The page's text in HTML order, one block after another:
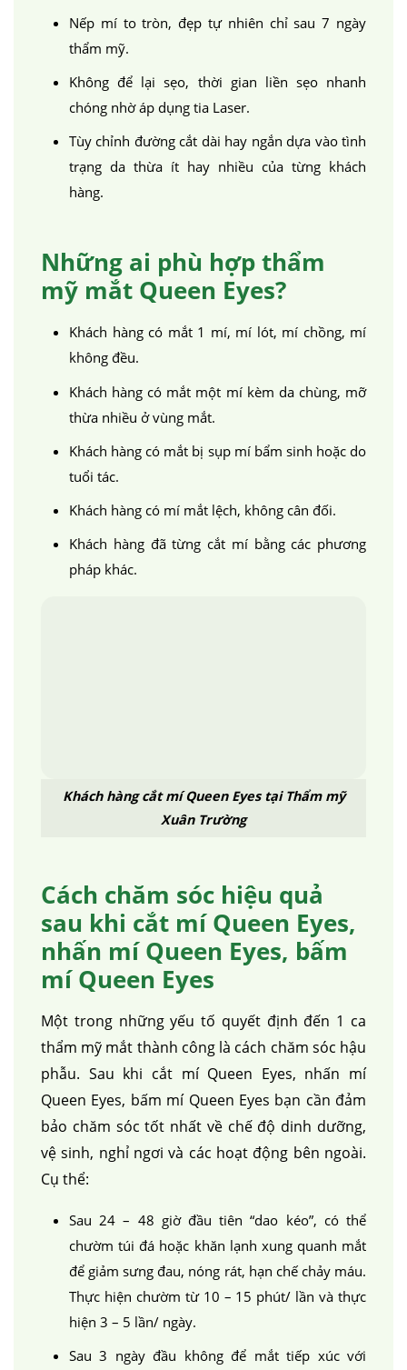
Nếp mí to tròn, đẹp tự nhiên chỉ sau 7 ngày
thẩm mỹ.
Không để lại sẹo, thời gian liền sẹo nhanh
chóng nhờ áp dụng tia Laser.
Tùy chỉnh đường cắt dài hay ngắn dựa vào tình
trạng da thừa ít hay nhiều của từng khách
hàng.
Những ai phù hợp thẩm
mỹ mắt Queen Eyes?
Khách hàng có mắt 1 mí, mí lót, mí chồng, mí
không đều.
Khách hàng có mắt một mí kèm da chùng, mỡ
thừa nhiều ở vùng mắt.
Khách hàng có mắt bị sụp mí bẩm sinh hoặc do
tuổi tác.
Khách hàng có mí mắt lệch, không cân đối.
Khách hàng đã từng cắt mí bằng các phương
pháp khác.
Khách hàng cắt mí Queen Eyes tại Thẩm mỹ
Xuân Trường
Cách chăm sóc hiệu quả
sau khi cắt mí Queen Eyes,
nhấn mí Queen Eyes, bấm
mí Queen Eyes
Một trong những yếu tố quyết định đến 1 ca
thẩm mỹ mắt thành công là cách chăm sóc hậu
phẫu. Sau khi cắt mí Queen Eyes, nhấn mí
Queen Eyes, bấm mí Queen Eyes bạn cần đảm
bảo chăm sóc tốt nhất về chế độ dinh dưỡng,
vệ sinh, nghỉ ngơi và các hoạt động bên ngoài.
Cụ thể:
Sau 24 – 48 giờ đầu tiên “dao kéo”, có thể
chườm túi đá hoặc khăn lạnh xung quanh mắt
để giảm sưng đau, nóng rát, hạn chế chảy máu.
Thực hiện chườm từ 10 – 15 phút/ lần và thực
hiện 3 – 5 lần/ ngày.
Sau 3 ngày đầu không để mắt tiếp xúc với